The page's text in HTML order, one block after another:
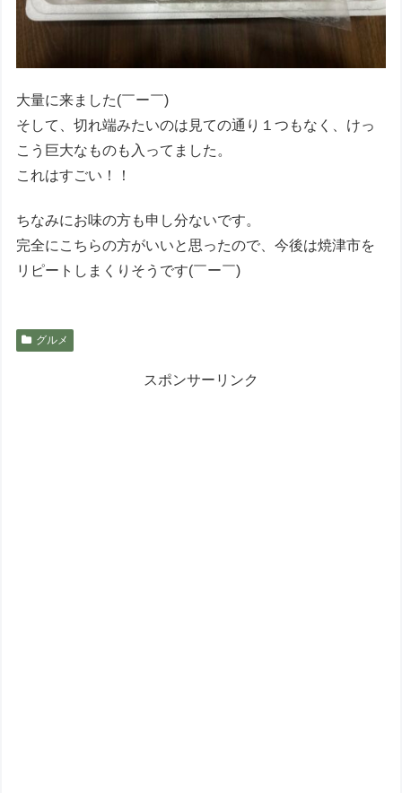
大量に来ました(￣ー￣)
そして、切れ端みたいのは見ての通り１つもなく、けっ
こう巨大なものも入ってました。
これはすごい！！
ちなみにお味の方も申し分ないです。
完全にこちらの方がいいと思ったので、今後は焼津市を
リピートしまくりそうです(￣ー￣)
グルメ
スポンサーリンク